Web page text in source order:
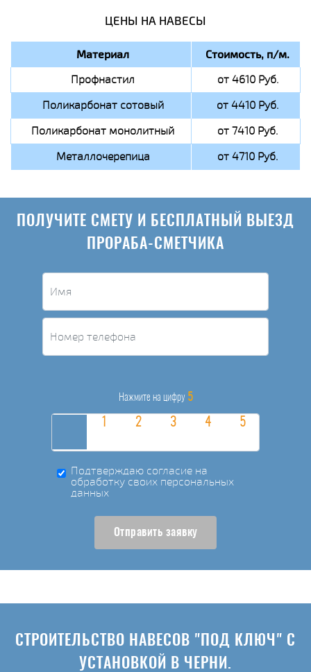
ЦЕНЫ НА НАВЕСЫ
Материал Стоимость, п/м.
Профнастил
от 4610 Руб.
Поликарбонат сотовый
от 4410 Руб.
Поликарбонат монолитный
от 7410 Руб.
Металлочерепица
от 4710 Руб.
ПОЛУЧИТЕ СМЕТУ И БЕСПЛАТНЫЙ ВЫЕЗД
ПРОРАБА-СМЕТЧИКА
Нажмите на цифру 5
Подтверждаю согласие на
обработку своих персональных
данных
Отправить заявку
СТРОИТЕЛЬСТВО НАВЕСОВ "ПОД КЛЮЧ" С
УСТАНОВКОЙ В ЧЕРНИ.